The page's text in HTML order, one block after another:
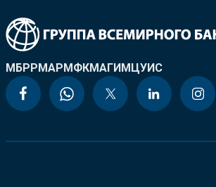
МБРРМАРМФКМАГИМЦУИС